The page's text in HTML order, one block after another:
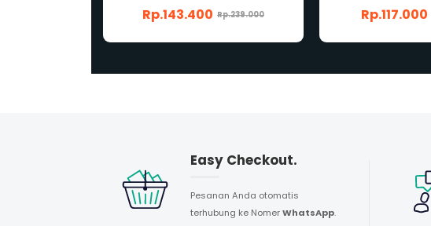
Rp.117.000 Rp.195.000 Rp.83.400
Easy Checkout.
Pesanan Anda otomatis
terhubung ke NomerWhatsApp.